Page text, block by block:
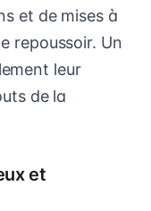
et de mises à
repoussoir. Un
leur
de la
et